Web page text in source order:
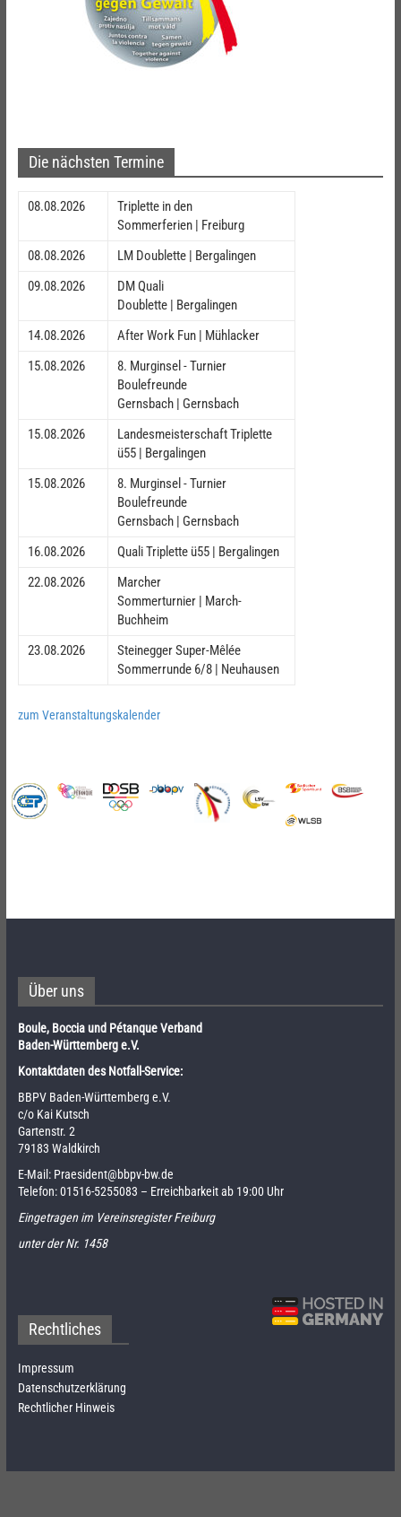
Die nächsten Termine
08.08.2026
Triplette in den
Sommerferien | Freiburg
08.08.2026
LM Doublette | Bergalingen
09.08.2026
DM Quali
Doublette | Bergalingen
14.08.2026
After Work Fun | Mühlacker
15.08.2026
8. Murginsel - Turnier
Boulefreunde
Gernsbach | Gernsbach
15.08.2026
Landesmeisterschaft Triplette
ü55 | Bergalingen
15.08.2026
8. Murginsel - Turnier
Boulefreunde
Gernsbach | Gernsbach
16.08.2026
Quali Triplette ü55 | Bergalingen
22.08.2026
Marcher
Sommerturnier | March-
Buchheim
23.08.2026
Steinegger Super-Mêlée
Sommerrunde 6/8 | Neuhausen
zum Veranstaltungskalender
Über uns
Boule, Boccia und Pétanque Verband
Baden-Württemberg e.V.
Kontaktdaten des Notfall-Service:
BBPV Baden-Württemberg e.V.
c/o Kai Kutsch
Gartenstr. 2
79183 Waldkirch
E-Mail: Praesident@bbpv-bw.de
Telefon:01516-5255083 – Erreichbarkeit ab 19:00 Uhr
Eingetragen im Vereinsregister Freiburg
unter der Nr. 1458
Rechtliches
Impressum
Datenschutzerklärung
Rechtlicher Hinweis